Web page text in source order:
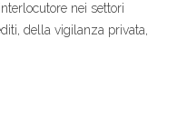
nei settori
della vigilanza privata,